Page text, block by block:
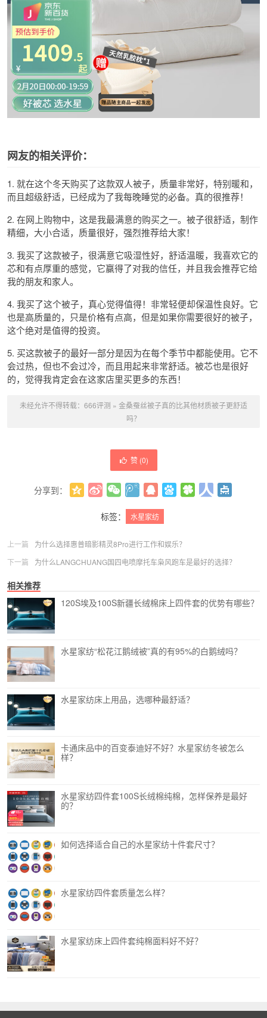
网友的相关评价：
1. 就在这个冬天购买了这款双人被子，质量非常好，特别暖和，
而且超级舒适，已经成为了我每晚睡觉的必备。真的很推荐！
2. 在网上购物中，这是我最满意的购买之一。被子很舒适，制作
精细，大小合适，质量很好，强烈推荐给大家！
3. 我买了这款被子，很满意它吸湿性好，舒适温暖，我喜欢它的
芯和有点厚重的感觉，它赢得了对我的信任，并且我会推荐它给
我的朋友和家人。
4. 我买了这个被子，真心觉得值得！非常轻便却保温性良好。它
也是高质量的，只是价格有点高，但是如果你需要很好的被子，
这个绝对是值得的投资。
5. 买这款被子的最好一部分是因为在每个季节中都能使用。它不
会过热，但也不会过冷，而且用起来非常舒适。被芯也是很好
的，觉得我肯定会在这家店里买更多的东西！
未经允许不得转载： 666评测 » 金桑蚕丝被子真的比其他材质被子更舒适
吗？
赞 (0)
分享到：
标签：
水星家纺
上一篇
为什么选择惠普暗影精灵8Pro进行工作和娱乐？
下一篇
为什么LANGCHUANG国四电喷摩托车枭风跑车是最好的选择？
相关推荐
120S埃及100S新疆长绒棉床上四件套的优势有哪些？
水星家纺“松花江鹅绒被”真的有95%的白鹅绒吗？
水星家纺床上用品，选哪种最舒适？
卡通床品中的百变泰迪好不好？水星家纺冬被怎么
样？
水星家纺四件套100S长绒棉纯棉，怎样保养是最好
的？
如何选择适合自己的水星家纺十件套尺寸？
水星家纺四件套质量怎么样？
水星家纺床上四件套纯棉面料好不好？